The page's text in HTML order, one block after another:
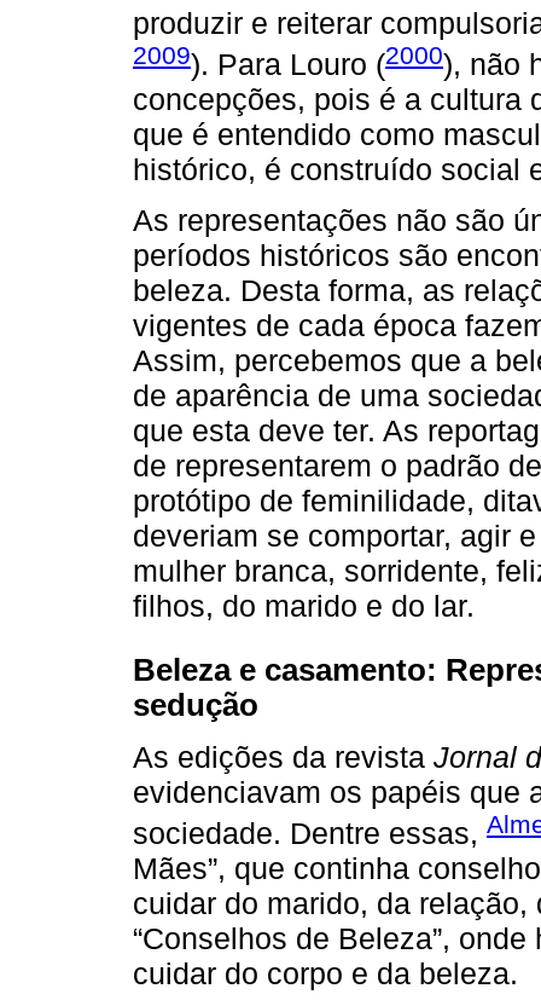
produzir e reiterar
2009). Para Louro (2000), não
concepções, pois é a cultura
que é entendido como
histórico, é construído social
As representações não são
períodos históricos são
beleza. Desta forma, as
vigentes de cada época
Assim, percebemos que a
de aparência de uma
que esta deve ter. As
de representarem o padrão
protótipo de feminilidade,
deveriam se comportar, agir
mulher branca, sorridente,
filhos, do marido e do lar.
Beleza e casamento:
sedução
As edições da revista Jornal
evidenciavam os papéis que
sociedade. Dentre essas,
Mães”, que continha
cuidar do marido, da
“Conselhos de Beleza”,
cuidar do corpo e da beleza.